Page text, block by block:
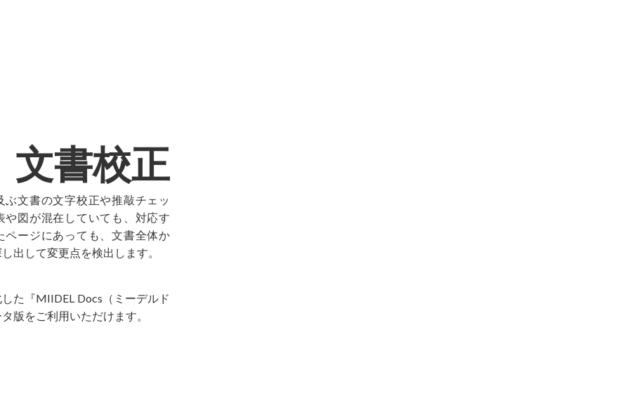
文書校正
ぶ文書の文字校正や推敲チェッ
や図が混在していても、対応す
ページにあっても、文書全体か
出して変更点を検出します。
た『MIIDEL Docs（ミーデルド
版をご利用いただけます。